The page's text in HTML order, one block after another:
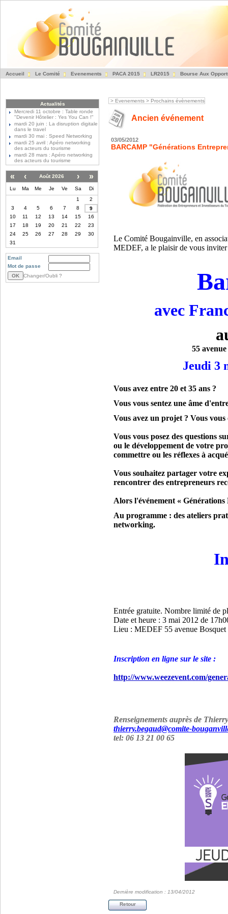
Accueil Le Comité Evenements PACA 2015 LR2015 Bourse Aux
Actualités
Mercredi 11 octobre : Table ronde
"Devenir Hôtelier : Yes You Can !"
mardi 20 juin : La disruption digitale
dans le travel
mardi 30 mai : Speed Networking
mardi 25 avril : Apéro networking
des acteurs du tourisme
mardi 28 mars : Apéro networking
des acteurs du tourisme
« ‹ Août 2026 › »
Lu Ma Me Je Ve Sa
Di
1
2
3
4 5 6 7 8
9
10
11 12 13 14 15
16
17
18 19 20 21 22
23
24
25 26 27 28 29
30
31
Email
Mot de passe
Changer/Oubli ?
> Evenements > Prochains évènements
Ancien événement
03/05/2012
BARCAMP "Générations
Le Comité Bougainville, en
MEDEF, a le plaisir de vous
avec
55
Jeudi 3
Vous avez entre 20 et 35 ans ?
Vous vous sentez une âme
Vous avez un projet ? Vous vous
Vous vous posez des questions
ou le développement de votre
commettre ou les réflexes à
Vous souhaitez partager votre
rencontrer des entrepreneurs
Alors l'événement «
Au programme : des ateliers
networking.
Entrée gratuite. Nombre limité de
Date et heure : 3 mai 2012 de
Lieu : MEDEF 55 avenue
Inscription en ligne sur le site :
http://www.weezevent.com/
Renseignements auprès de
thierry.begaud@comite-
tel: 06 13 21 00 65
Dernière modification : 13/04/2012
Retour